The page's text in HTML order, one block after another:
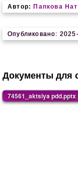
Автор: Папкова
Опубликовано:
Документы для
74561_aktsiya pdd.pptx